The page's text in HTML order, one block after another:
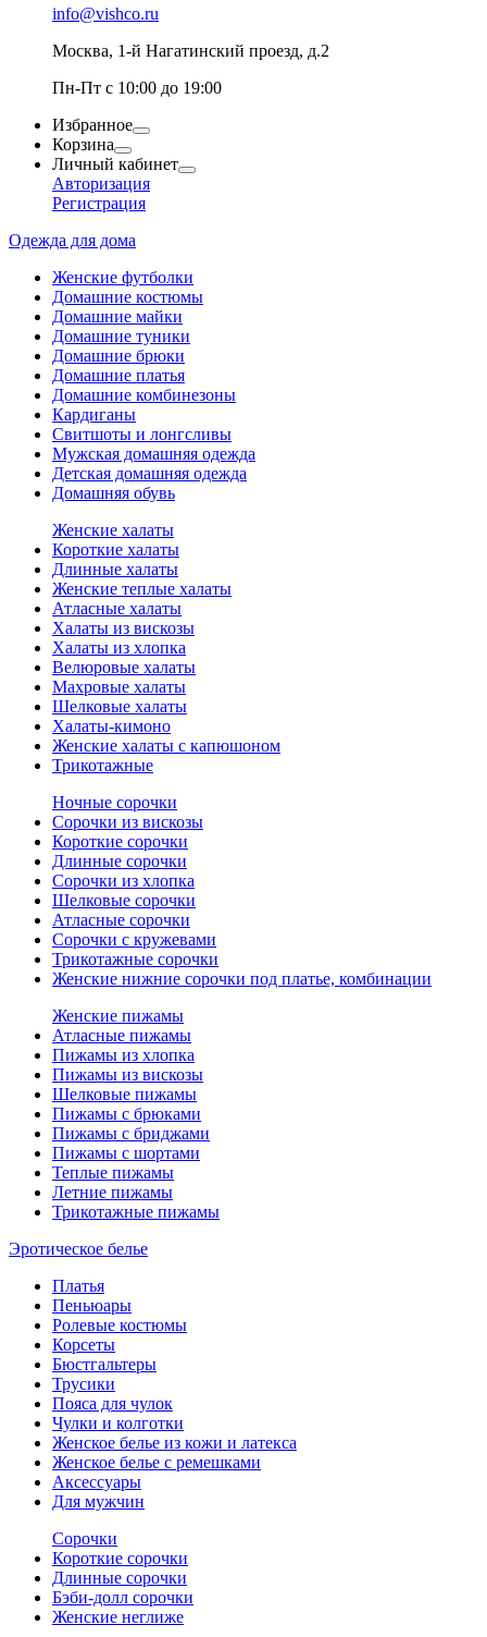
info@vishco.ru
Москва, 1-й Нагатинский проезд, д.2
Пн-Пт с 10:00 до 19:00
Избранное
Корзина
Личный кабинет
Авторизация
Регистрация
Одежда для дома
Женские футболки
Домашние костюмы
Домашние майки
Домашние туники
Домашние брюки
Домашние платья
Домашние комбинезоны
Кардиганы
Свитшоты и лонгсливы
Мужская домашняя одежда
Детская домашняя одежда
Домашняя обувь
Женские халаты
Короткие халаты
Длинные халаты
Женские теплые халаты
Атласные халаты
Халаты из вискозы
Халаты из хлопка
Велюровые халаты
Махровые халаты
Шелковые халаты
Халаты-кимоно
Женские халаты с капюшоном
Трикотажные
Ночные сорочки
Сорочки из вискозы
Короткие сорочки
Длинные сорочки
Сорочки из хлопка
Шелковые сорочки
Атласные сорочки
Сорочки с кружевами
Трикотажные сорочки
Женские нижние сорочки под платье, комбинации
Женские пижамы
Атласные пижамы
Пижамы из хлопка
Пижамы из вискозы
Шелковые пижамы
Пижамы с брюками
Пижамы с бриджами
Пижамы с шортами
Теплые пижамы
Летние пижамы
Трикотажные пижамы
Эротическое белье
Платья
Пеньюары
Ролевые костюмы
Корсеты
Бюстгальтеры
Трусики
Пояса для чулок
Чулки и колготки
Женское белье из кожи и латекса
Женское белье с ремешками
Аксессуары
Для мужчин
Сорочки
Короткие сорочки
Длинные сорочки
Бэби-долл сорочки
Женские неглиже